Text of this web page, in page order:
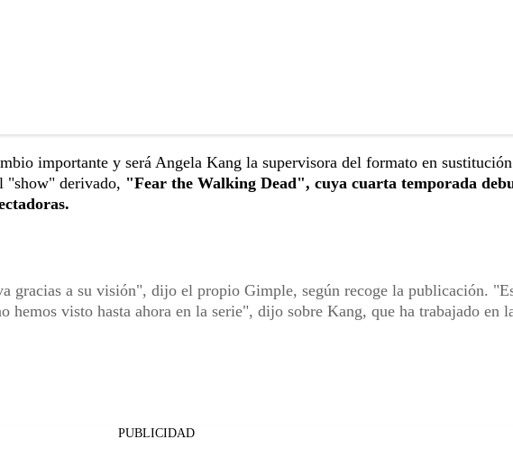
importante y será Angela Kang la supervisora del formato en
"show" derivado, "Fear the Walking Dead", cuya cuarta temporada
gracias a su visión", dijo el propio Gimple, según recoge la publicación.
hemos visto hasta ahora en la serie", dijo sobre Kang, que ha trabajado en
PUBLICIDAD